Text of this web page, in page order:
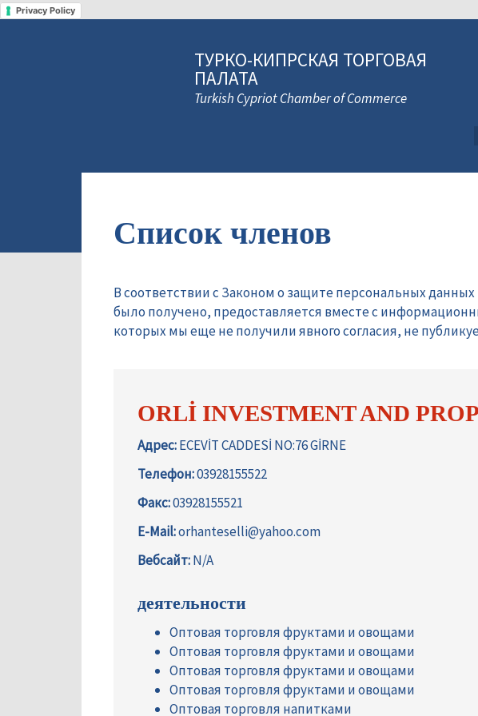
Privacy Policy
ТУРКО-КИПРСКАЯ ТОРГОВАЯ
ПАЛАТА
Turkish Cypriot Chamber of Commerce
Список членов
В соответствии с Законом о защите персональных
было получено, предоставляется вместе с
которых мы еще не получили явного согласия, не
ORLİ INVESTMENT AND
Адрес:ECEVİT CADDESİ NO:76 GİRNE
Телефон:03928155522
Факс:03928155521
E-Mail:orhanteselli@yahoo.com
Вебсайт:N/A
деятельности
Оптовая торговля фруктами и овощами
Оптовая торговля фруктами и овощами
Оптовая торговля фруктами и овощами
Оптовая торговля фруктами и овощами
Оптовая торговля напитками